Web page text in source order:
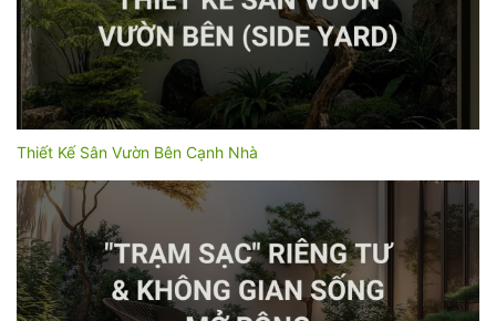
Thiết Kế Sân Vườn Bên Cạnh Nhà